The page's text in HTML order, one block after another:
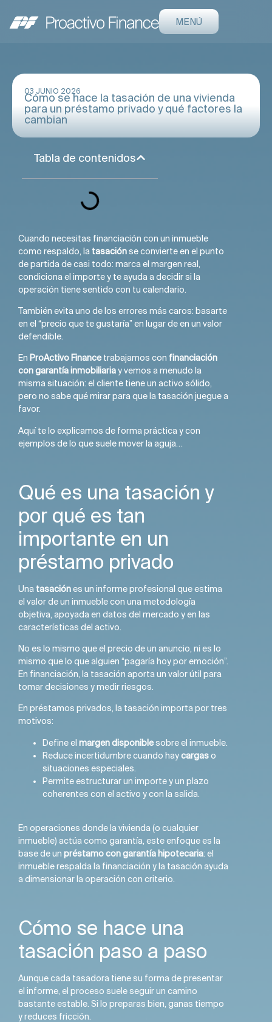
MENÚ
03 JUNIO 2026
Cómo se hace la tasación de una vivienda
para un préstamo privado y qué factores la
cambian
Tabla de contenidos
Cuando necesitas financiación con un inmueble
como respaldo, la tasaciónse convierte en el punto
de partida de casi todo: marca el margen real,
condiciona el importe y te ayuda a decidir si la
operación tiene sentido con tu calendario.
También evita uno de los errores más caros: basarte
en el “precio que te gustaría” en lugar de en un valor
defendible.
En ProActivo Financetrabajamos con financiación
con garantía inmobiliariay vemos a menudo la
misma situación: el cliente tiene un activo sólido,
pero no sabe qué mirar para que la tasación juegue a
favor.
Aquí te lo explicamos de forma práctica y con
ejemplos de lo que suele mover la aguja…
Qué es una tasación y
por qué es tan
importante en un
préstamo privado
Una tasaciónes un informe profesional que estima
el valor de un inmueble con una metodología
objetiva, apoyada en datos del mercado y en las
características del activo.
No es lo mismo que el precio de un anuncio, ni es lo
mismo que lo que alguien “pagaría hoy por emoción”.
En financiación, la tasación aporta un valor útil para
tomar decisiones y medir riesgos.
En préstamos privados, la tasación importa por tres
motivos:
Define el margen disponiblesobre el inmueble.
Reduce incertidumbre cuando haycargaso
situaciones especiales.
Permite estructurar un importe y un plazo
coherentes con el activo y con la salida.
En operaciones donde la vivienda (o cualquier
inmueble) actúa como garantía, este enfoque es la
base de un préstamo con garantía hipotecaria: el
inmueble respalda la financiación y la tasación ayuda
a dimensionar la operación con criterio.
Cómo se hace una
tasación paso a paso
Aunque cada tasadora tiene su forma de presentar
el informe, el proceso suele seguir un camino
bastante estable. Si lo preparas bien, ganas tiempo
y reduces fricción.